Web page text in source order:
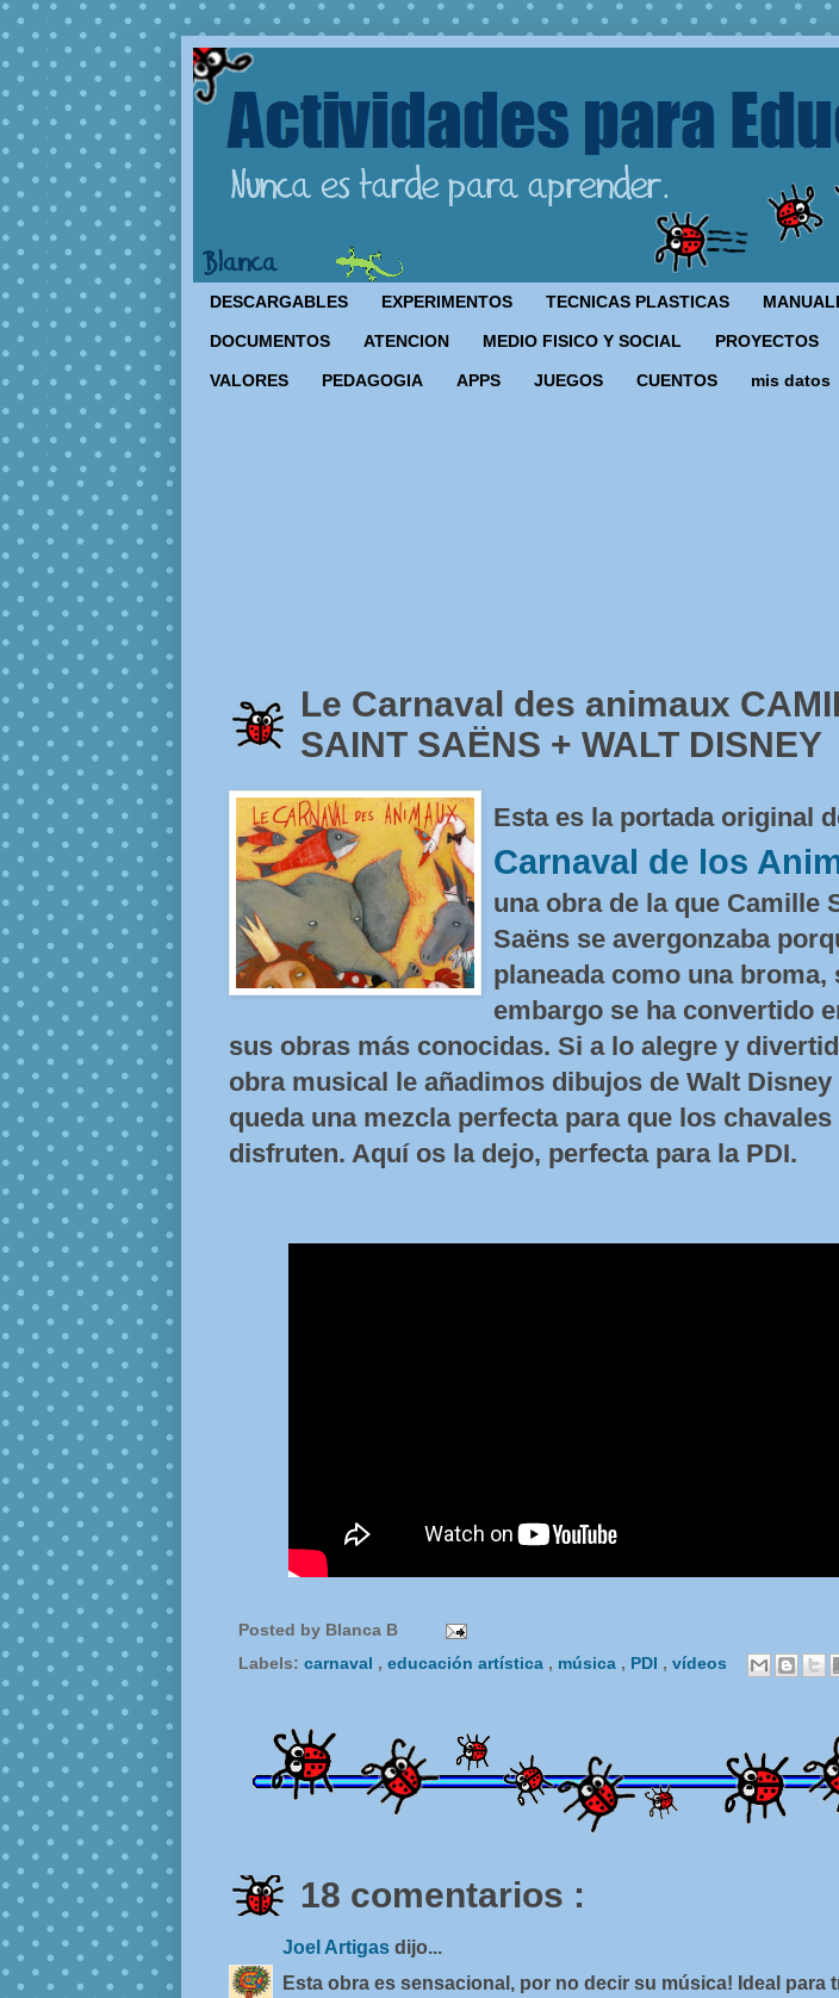
DESCARGABLES EXPERIMENTOS TECNICAS PLASTICAS
DOCUMENTOS ATENCION MEDIO FISICO Y SOCIAL PROYECTOS
VALORES PEDAGOGIA APPS JUEGOS CUENTOS mis datos
Le Carnaval des animaux
SAINT SAËNS + WALT DISNEY
Esta es la portada original
Carnaval de los
una obra de la que Camille
Saëns se avergonzaba
planeada como una broma,
embargo se ha convertido
sus obras más conocidas. Si a lo alegre y
obra musical le añadimos dibujos de Walt Disney
queda una mezcla perfecta para que los chavales
disfruten. Aquí os la dejo, perfecta para la PDI.
Posted by Blanca B
Labels: carnaval , educación artística , música , PDI , vídeos
18 comentarios :
Joel Artigas dijo...
Esta obra es sensacional, por no decir su música! Ideal para